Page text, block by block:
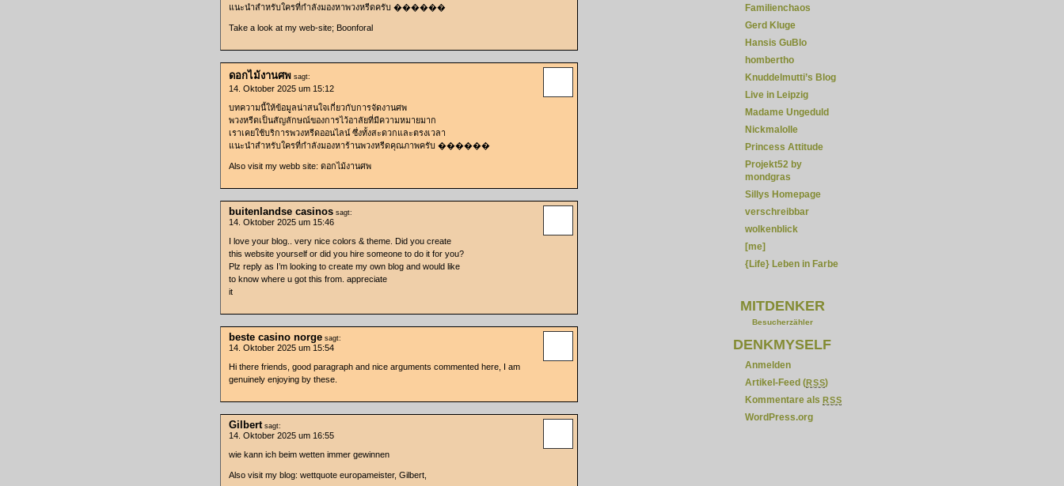
แนะนำสำหรับใครที่กำลังมองหาพวงหรีดครับ ������
Take a look at my web-site; Boonforal
ดอกไม้งานศพ sagt:
14. Oktober 2025 um 15:12
บทความนี้ให้ข้อมูลน่าสนใจเกี่ยวกับการจัดงานศพ
พวงหรีดเป็นสัญลักษณ์ของการไว้อาลัยที่มีความหมายมาก
เราเคยใช้บริการพวงหรีดออนไลน์ ซึ่งทั้งสะดวกและตรงเวลา
แนะนำสำหรับใครที่กำลังมองหาร้านพวงหรีดคุณภาพครับ ������
Also visit my webb site: ดอกไม้งานศพ
buitenlandse casinos sagt:
14. Oktober 2025 um 15:46
I love your blog.. very nice colors & theme. Did you create
this website yourself or did you hire someone to do it for you?
Plz reply as I’m looking to create my own blog and would like
to know where u got this from. appreciate
it
beste casino norge sagt:
14. Oktober 2025 um 15:54
Hi there friends, good paragraph and nice arguments commented here, I am
genuinely enjoying by these.
Gilbert sagt:
14. Oktober 2025 um 16:55
wie kann ich beim wetten immer gewinnen
Also visit my blog: wettquote europameister, Gilbert,
Familienchaos
Gerd Kluge
Hansis GuBlo
hombertho
Knuddelmutti’s Blog
Live in Leipzig
Madame Ungeduld
Nickmalolle
Princess Attitude
Projekt52 by
mondgras
Sillys Homepage
verschreibbar
wolkenblick
[me]
{Life} Leben in Farbe
MITDENKER
Besucherzähler
DENKMYSELF
Anmelden
Artikel-Feed (RSS)
Kommentare als RSS
WordPress.org